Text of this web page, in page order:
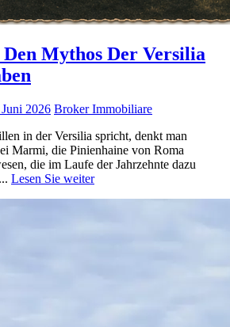
Mythos Der Versilia
2026 Broker Immobiliare
in der Versilia spricht, denkt man
Marmi, die Pinienhaine von Roma
die im Laufe der Jahrzehnte dazu
Lesen Sie weiter